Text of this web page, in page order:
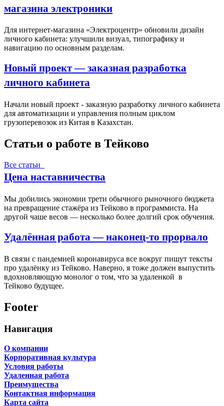
магазина электроники
Для интернет-магазина «Электроцентр» обновили дизайн
личного кабинета: улучшили визуал, типографику и
навигацию по основным разделам.
Новый проект — заказная разработка
личного кабинета
Начали новый проект - заказную разработку личного кабинета
для автоматизации и управления полным циклом
грузоперевозок из Китая в Казахстан.
Статьи о работе в Тейково
Все статьи
Цена наставничества
Мы добились экономии трети обычного рыночного бюджета
на превращение стажёра из Тейково в программиста. На
другой чаше весов — несколько более долгий срок обучения.
Удалённая работа — наконец-то прорвало
В связи с пандемией коронавируса все вокруг пишут тексты
про удалёнку из Тейково. Наверно, я тоже должен выпустить
вдохновляющую монолог о том, что за удаленкой в
Тейково будущее.
Footer
Навигация
О компании
Корпоративная культура
Условия работы
Удаленная работа
Преимущества
Контактная информация
Карта сайта